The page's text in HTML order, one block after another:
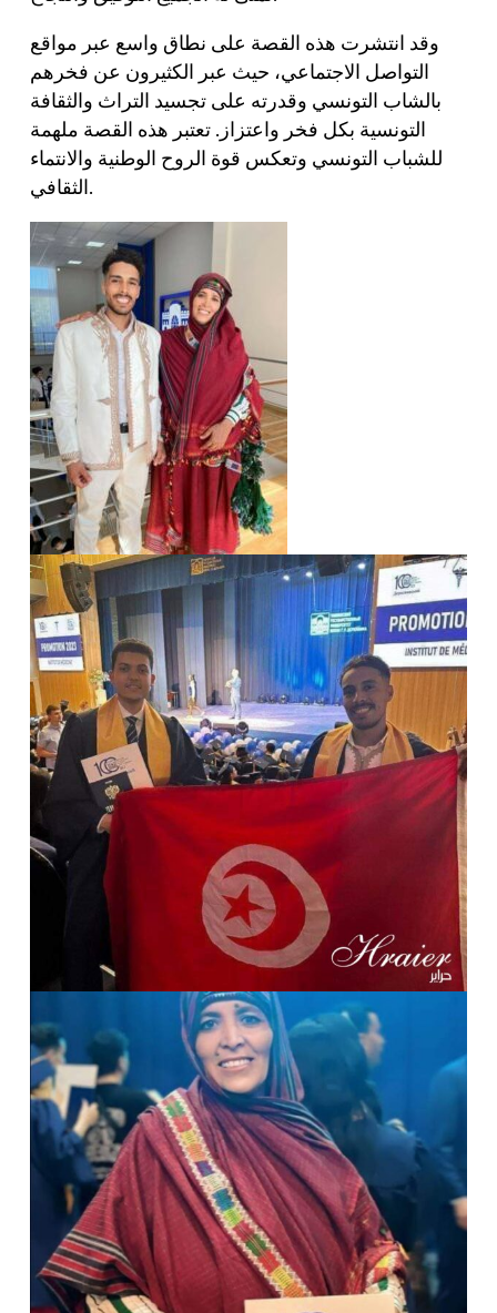
وقد انتشرت هذه القصة على نطاق واسع عبر مواقع
التواصل الاجتماعي، حيث عبر الكثيرون عن فخرهم
بالشاب التونسي وقدرته على تجسيد التراث والثقافة
التونسية بكل فخر واعتزاز. تعتبر هذه القصة ملهمة
للشباب التونسي وتعكس قوة الروح الوطنية والانتماء
الثقافي.